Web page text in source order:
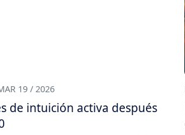
19 / 2026
de intuición activa después